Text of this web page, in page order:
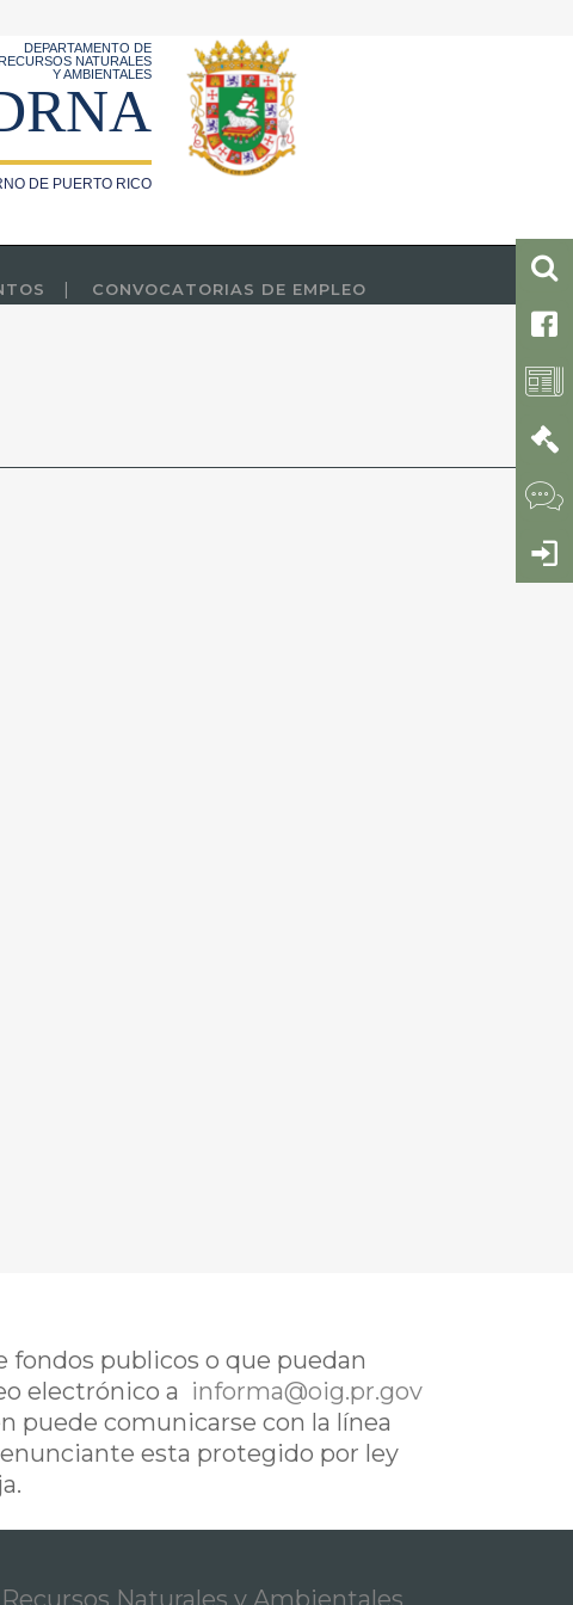
DEPARTAMENTO DE
RECURSOS NATURALES
Y AMBIENTALES
DE PUERTO RICO
CONVOCATORIAS DE EMPLEO
publicos o que puedan
electrónico a informa@oig.pr.gov
puede comunicarse con la línea
esta protegido por ley
Naturales y Ambientales